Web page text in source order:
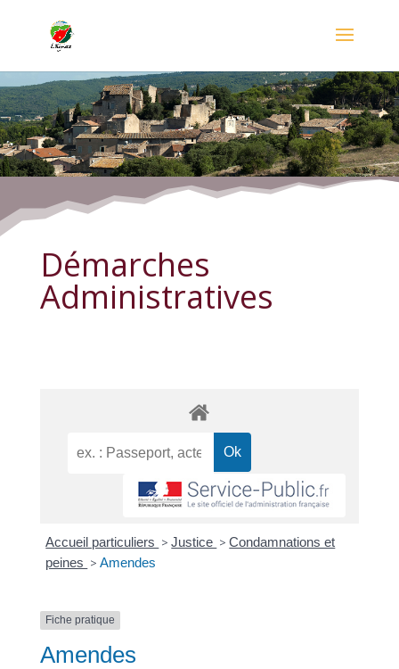
Démarches Administratives
Démarches
Administratives
Accueil particuliers > Justice > Condamnations et
peines > Amendes
Fiche pratique
Amendes